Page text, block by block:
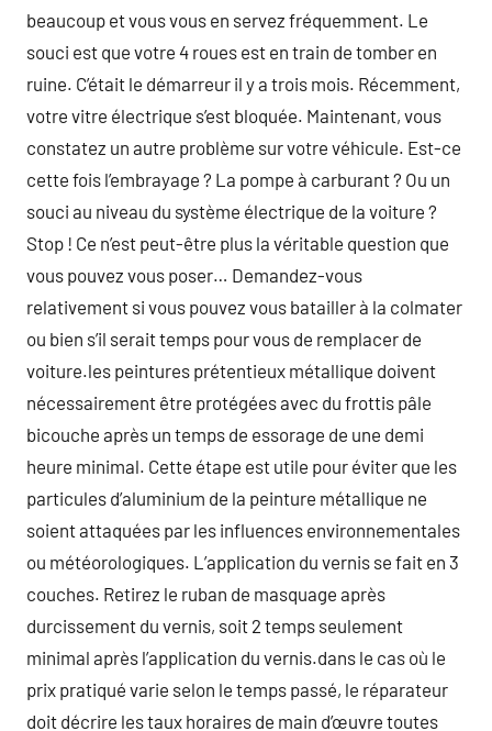
beaucoup et vous vous en servez fréquemment. Le
souci est que votre 4 roues est en train de tomber en
ruine. C’était le démarreur il y a trois mois. Récemment,
votre vitre électrique s’est bloquée. Maintenant, vous
constatez un autre problème sur votre véhicule. Est-ce
cette fois l’embrayage ? La pompe à carburant ? Ou un
souci au niveau du système électrique de la voiture ?
Stop ! Ce n’est peut-être plus la véritable question que
vous pouvez vous poser… Demandez-vous
relativement si vous pouvez vous batailler à la colmater
ou bien s’il serait temps pour vous de remplacer de
voiture.les peintures prétentieux métallique doivent
nécessairement être protégées avec du frottis pâle
bicouche après un temps de essorage de une demi
heure minimal. Cette étape est utile pour éviter que les
particules d’aluminium de la peinture métallique ne
soient attaquées par les influences environnementales
ou météorologiques. L’application du vernis se fait en 3
couches. Retirez le ruban de masquage après
durcissement du vernis, soit 2 temps seulement
minimal après l’application du vernis.dans le cas où le
prix pratiqué varie selon le temps passé, le réparateur
doit décrire les taux horaires de main d’œuvre toutes